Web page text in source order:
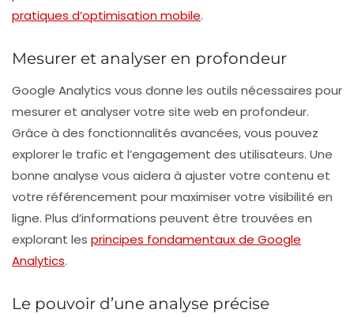
pratiques d’optimisation mobile.
Mesurer et analyser en profondeur
Google Analytics vous donne les outils nécessaires pour
mesureret analyservotre site web en profondeur.
Grâce à des fonctionnalités avancées, vous pouvez
explorer le trafic et l’engagement des utilisateurs. Une
bonne analyse vous aidera à ajuster votre contenu et
votre référencement pour maximiser votre visibilité en
ligne. Plus d’informations peuvent être trouvées en
explorant les principes fondamentaux de Google
Analytics.
Le pouvoir d’une analyse précise